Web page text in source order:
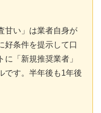
甘い」は業者自身が
好条件を提示して口
「新規推奨業者」
です。半年後も1年後